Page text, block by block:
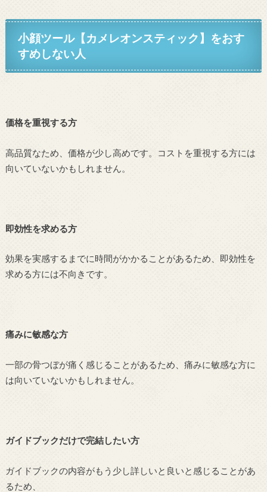
小顔ツール【カメレオンスティック】 をおす
すめしない人
価格を重視する方
高品質なため、価格が少し高めです。コストを重視する方には
向いていないかもしれません。
即効性を求める方
効果を実感するまでに時間がかかることがあるため、即効性を
求める方には不向きです。
痛みに敏感な方
一部の骨つぼが痛く感じることがあるため、痛みに敏感な方に
は向いていないかもしれません。
ガイドブックだけで完結したい方
ガイドブックの内容がもう少し詳しいと良いと感じることがあ
るため、